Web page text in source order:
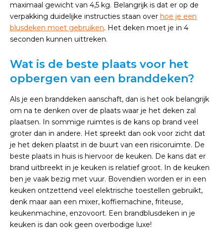
maximaal gewicht van 4,5 kg. Belangrijk is dat er op de
verpakking duidelijke instructies staan over hoe je een
blusdeken moet gebruiken. Het deken moet je in 4
seconden kunnen uittreken.
Wat is de beste plaats voor het
opbergen van een branddeken?
Als je een branddeken aanschaft, dan is het ook belangrijk
om na te denken over de plaats waar je het deken zal
plaatsen. In sommige ruimtes is de kans op brand veel
groter dan in andere. Het spreekt dan ook voor zicht dat
je het deken plaatst in de buurt van een risicoruimte. De
beste plaats in huis is hiervoor de keuken. De kans dat er
brand uitbreekt in je keuken is relatief groot. In de keuken
ben je vaak bezig met vuur. Bovendien worden er in een
keuken ontzettend veel elektrische toestellen gebruikt,
denk maar aan een mixer, koffiemachine, friteuse,
keukenmachine, enzovoort. Een brandblusdeken in je
keuken is dan ook geen overbodige luxe!